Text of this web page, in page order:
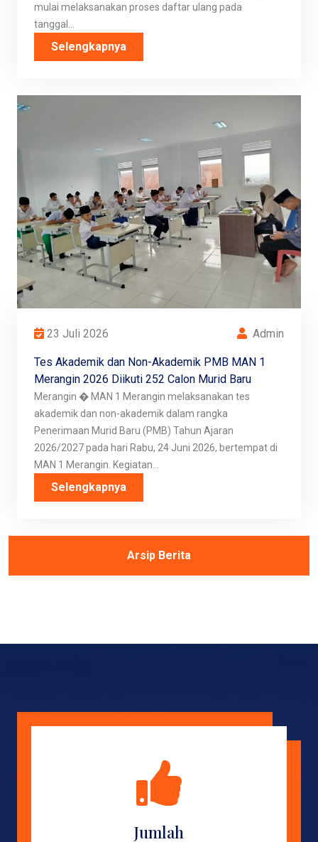
mulai melaksanakan proses daftar ulang pada
tanggal...
Selengkapnya
23 Juli 2026 Admin
Tes Akademik dan Non-Akademik PMB MAN 1
Merangin 2026 Diikuti 252 Calon Murid Baru
Merangin � MAN 1 Merangin melaksanakan tes
akademik dan non-akademik dalam rangka
Penerimaan Murid Baru (PMB) Tahun Ajaran
2026/2027 pada hari Rabu, 24 Juni 2026, bertempat di
MAN 1 Merangin. Kegiatan...
Selengkapnya
Arsip Berita
Jumlah